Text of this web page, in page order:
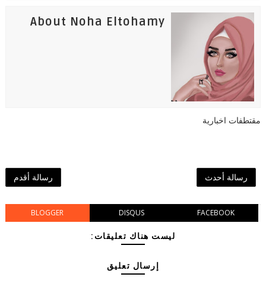
About Noha Eltohamy
مقتطفات اخبارية
رسالة أحدث رسالة أقدم
BLOGGER DISQUS FACEBOOK
ليست هناك تعليقات:
إرسال تعليق